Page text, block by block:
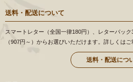
送料・配送について
スマートレター（全国一律180円）、レターパッ
（907円～）からお選びいただけます。詳しくは
送料・配送につ